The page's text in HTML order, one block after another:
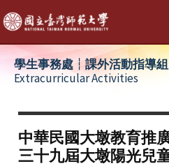
Skip
to
content
學生事務處┆課外活動指導組
Extracurricular Activities
中華民國大墩教育推
三十九屆大墩陽光兒